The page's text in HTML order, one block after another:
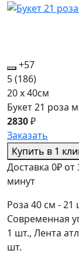
+57
5(186)
20 x 40см
Букет 21 роза
2830₽
Заказать
Купить в 1
Доставка 0₽ от
минут
Роза 40 см - 21
Современная
1 шт., Лента
шт.